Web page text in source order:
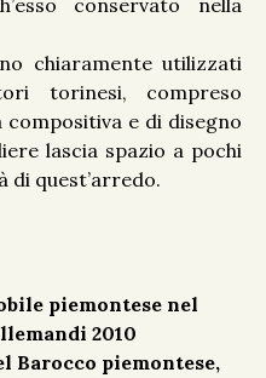
conservato nella
chiaramente utilizzati
torinesi, compreso
compositiva e di disegno
lascia spazio a pochi
di quest’arredo.
piemontese nel
2010
Barocco piemontese,